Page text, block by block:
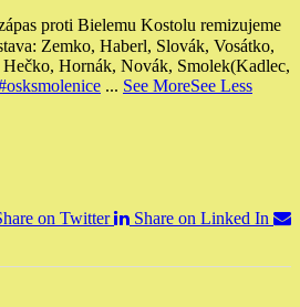
proti Bielemu Kostolu remizujeme
Zemko, Haberl, Slovák, Vosátko,
Hečko, Hornák, Novák, Smolek(Kadlec,
... See MoreSee Less
on Twitter
Share on Linked In